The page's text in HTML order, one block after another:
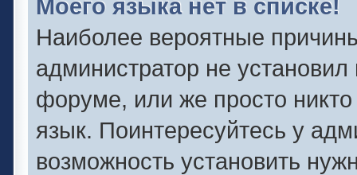
Моего языка нет в списке!
Наиболее вероятные
администратор не
форуме, или же просто
язык. Поинтересуйтесь у
возможность установить